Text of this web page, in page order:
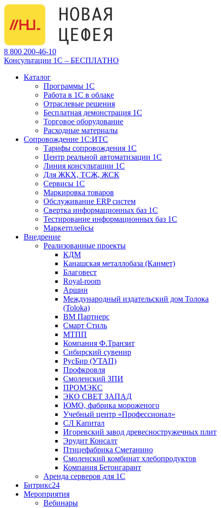
8 800 200-46-10
Консультации 1С – БЕСПЛАТНО
Каталог
Программы 1С
Работа в 1С в облаке
Отраслевые решения
Бесплатная демонстрация 1С
Торговое оборудование
Расходные материалы
Сопровождение 1С:ИТС
Тарифы сопровождения 1С
Центр реальной автоматизации 1С
Линия консультации 1С
Для ЖКХ, ТСЖ, ЖСК
Сервисы 1С
Маркировка товаров
Обслуживание ERP систем
Свертка информационных баз 1С
Тестирование информационных баз 1С
Маркетплейсы
Внедрение
Реализованные проекты
КДМ
Канашская металлобаза (Канмет)
Благовест
Royal-room
Аршин
Международный издательский дом Толока
(Toloka)
ВМ Партнерс
Смарт Стиль
МТПП
Компания Ф.Транзит
Сибирский сувенир
РусБир (УТАП)
Профкровля
Смоленский ЗПИ
ПРОМЭКС
ЭКО СВЕТ ЗАПАД
ЮМО, фабрика мороженого
Учебный центр «Профессионал»
СЛ Капитал
Игоревский завод древесностружечных плит
Эрудит Консалт
Птицефабрика Сметанино
Смоленский комбинат хлебопродуктов
Компания Бетонгарант
Аренда серверов для 1С
Битрикс24
Мероприятия
Вебинары